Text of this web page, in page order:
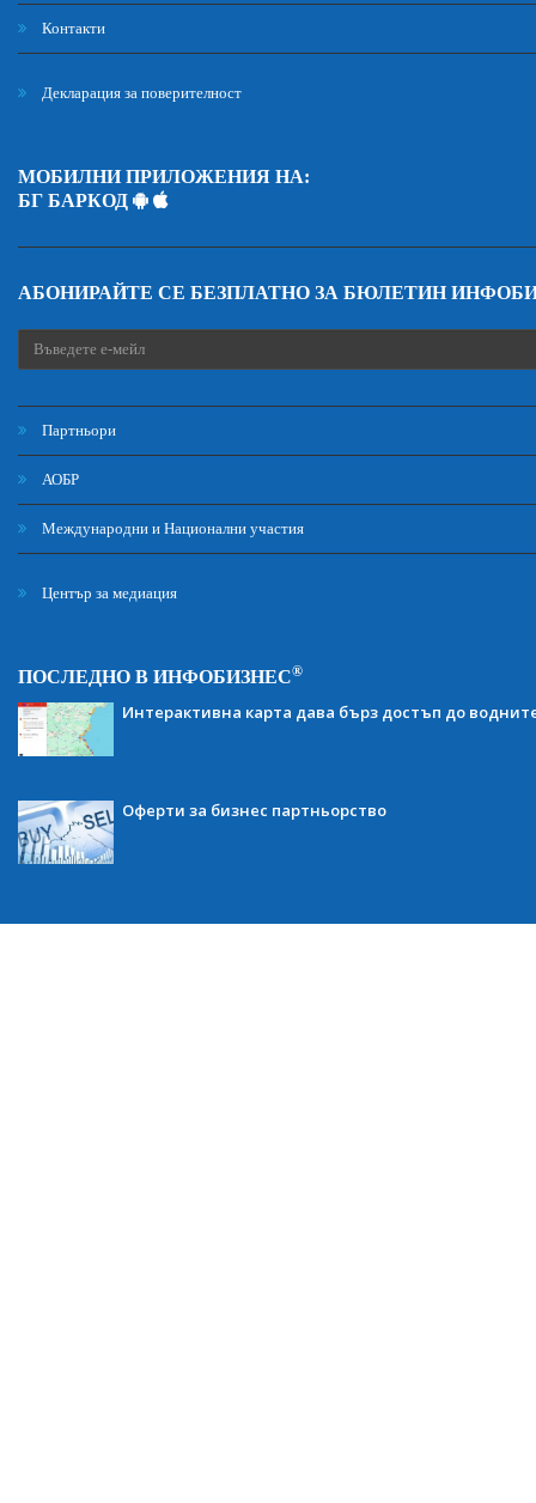
Контакти
Декларация за поверителност
МОБИЛНИ ПРИЛОЖЕНИЯ НА:
БГ БАРКОД
АБОНИРАЙТЕ СЕ БЕЗПЛАТНО ЗА БЮЛЕТИН
Партньори
АОБР
Международни и Национални участия
Център за медиация
ПОСЛЕДНО В ИНФОБИЗНЕС®
Интерактивна карта дава бърз достъп до
Оферти за бизнес партньорство